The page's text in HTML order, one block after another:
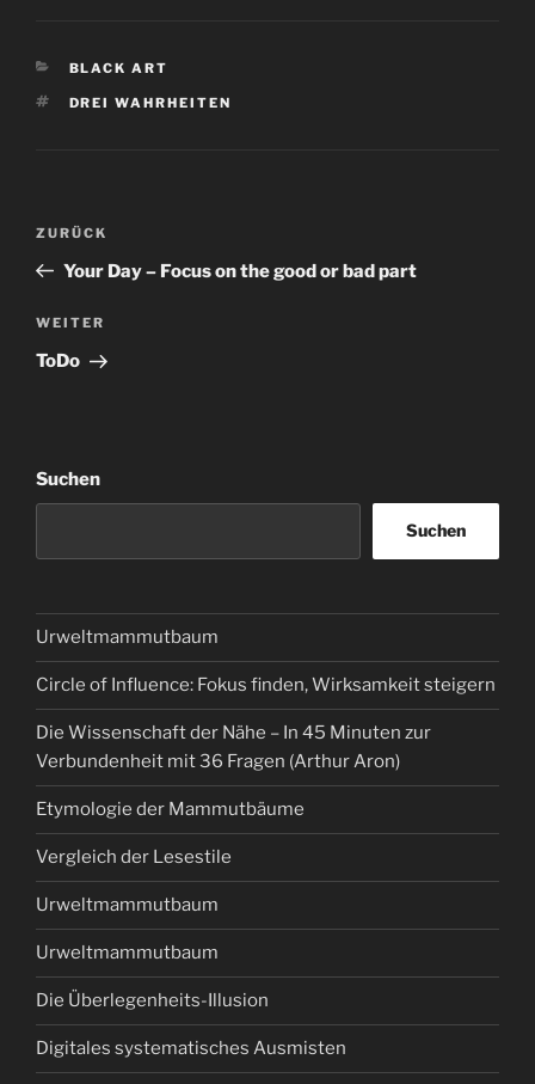
KATEGORIEN
BLACK ART
SCHLAGWÖRTER
DREI WAHRHEITEN
Beitragsnavigation
Vorheriger
Beitrag
ZURÜCK
Your Day – Focus on the good or bad part
Nächster
Beitrag
WEITER
ToDo
Suchen
Suchen
Urweltmammutbaum
Circle of Influence: Fokus finden, Wirksamkeit steigern
Die Wissenschaft der Nähe – In 45 Minuten zur
Verbundenheit mit 36 Fragen (Arthur Aron)
Etymologie der Mammutbäume
Vergleich der Lesestile
Urweltmammutbaum
Urweltmammutbaum
Die Überlegenheits-Illusion
Digitales systematisches Ausmisten